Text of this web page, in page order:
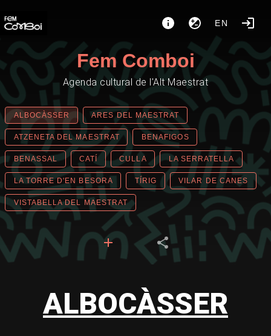
EN
Fem Comboi
Agenda cultural de l'Alt Maestrat
ALBOCÀSSER ARES DEL MAESTRAT
ATZENETA DEL MAESTRAT BENAFIGOS
BENASSAL CATÍ CULLA LA SERRATELLA
LA TORRE D'EN BESORA TÍRIG VILAR DE CANES
VISTABELLA DEL MAESTRAT
ALBOCÀSSER